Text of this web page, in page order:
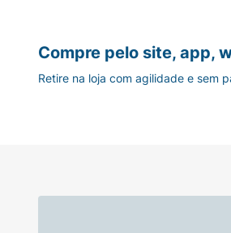
Compre pelo site, app,
Retire na loja com agilidade e sem